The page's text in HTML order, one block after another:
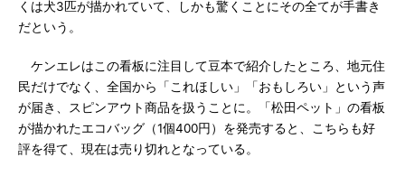
くは犬3匹が描かれていて、しかも驚くことにその全てが手書き
だという。
ケンエレはこの看板に注目して豆本で紹介したところ、地元住
民だけでなく、全国から「これほしい」「おもしろい」という声
が届き、スピンアウト商品を扱うことに。「松田ペット」の看板
が描かれたエコバッグ（1個400円）を発売すると、こちらも好
評を得て、現在は売り切れとなっている。